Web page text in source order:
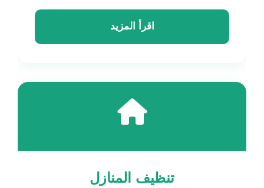
اقرأ المزيد
تنظيف المنازل